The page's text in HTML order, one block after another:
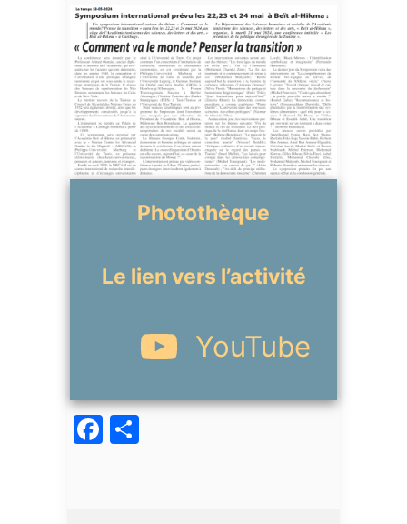
Photothèque
Le lien vers l’activité
YouTube
Facebook